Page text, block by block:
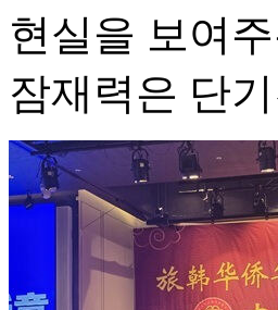
현실을 보여
잠재력은 단